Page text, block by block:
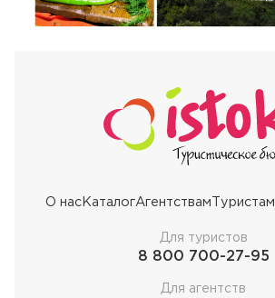
О насКаталогАгентствам Туристам
Для туристов
8 800 700-27-95
Для агентств